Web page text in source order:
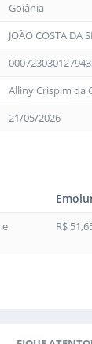
Goiânia
JOÃO COSTA DA
Alliny Crispim da
21/05/2026
R$